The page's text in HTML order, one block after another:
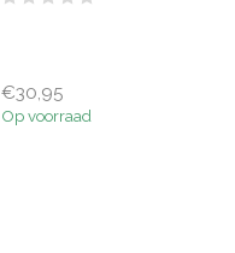
€30,95
Op voorraad